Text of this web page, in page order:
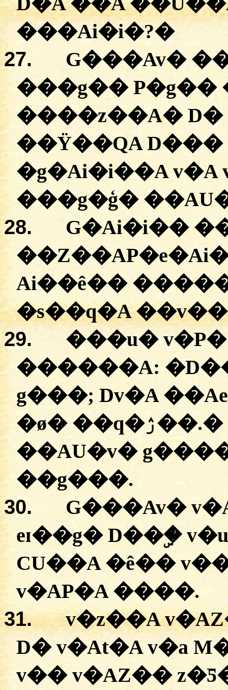
���Ai�i�?�
27. G���Av��
���g�� P�g��
����z��A�
��Ÿ��QA
�g�Ai�i��A v�A
���g�ģ��
28. G�Ai�i���
�
Ai��ê���
�s��q�A�
29. ���u� v�P�
������A: �
g���; Dv�A�
�ø�� �q�ۯ��.�
��AU�v�
��g���.
30. G���Av�
eɪ��g�D��ۣ�
CU��A�ê��
v�AP�A����.
31. v�z��A
D� v�At�A v�a
v�� v�AZ��